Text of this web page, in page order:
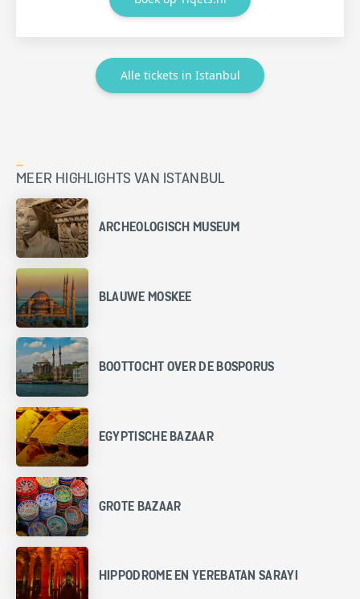
Alle tickets in Istanbul
MEER HIGHLIGHTS VAN ISTANBUL
ARCHEOLOGISCH MUSEUM
BLAUWE MOSKEE
BOOTTOCHT OVER DE BOSPORUS
EGYPTISCHE BAZAAR
GROTE BAZAAR
HIPPODROME EN YEREBATAN SARAYI